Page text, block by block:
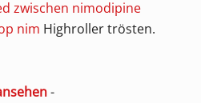
zwischen nimodipine
nim Highroller trösten.
-